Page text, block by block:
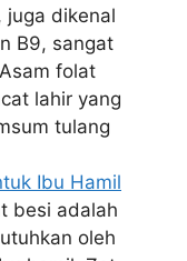
juga dikenal
B9, sangat
folat
lahir yang
tulang
Ibu Hamil
besi adalah
oleh